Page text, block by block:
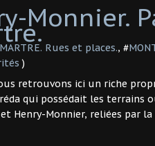
Monnier.
Rues et places., #
)
retrouvons ici un riche
qui possédait les terrains
Henry-Monnier, reliées par la